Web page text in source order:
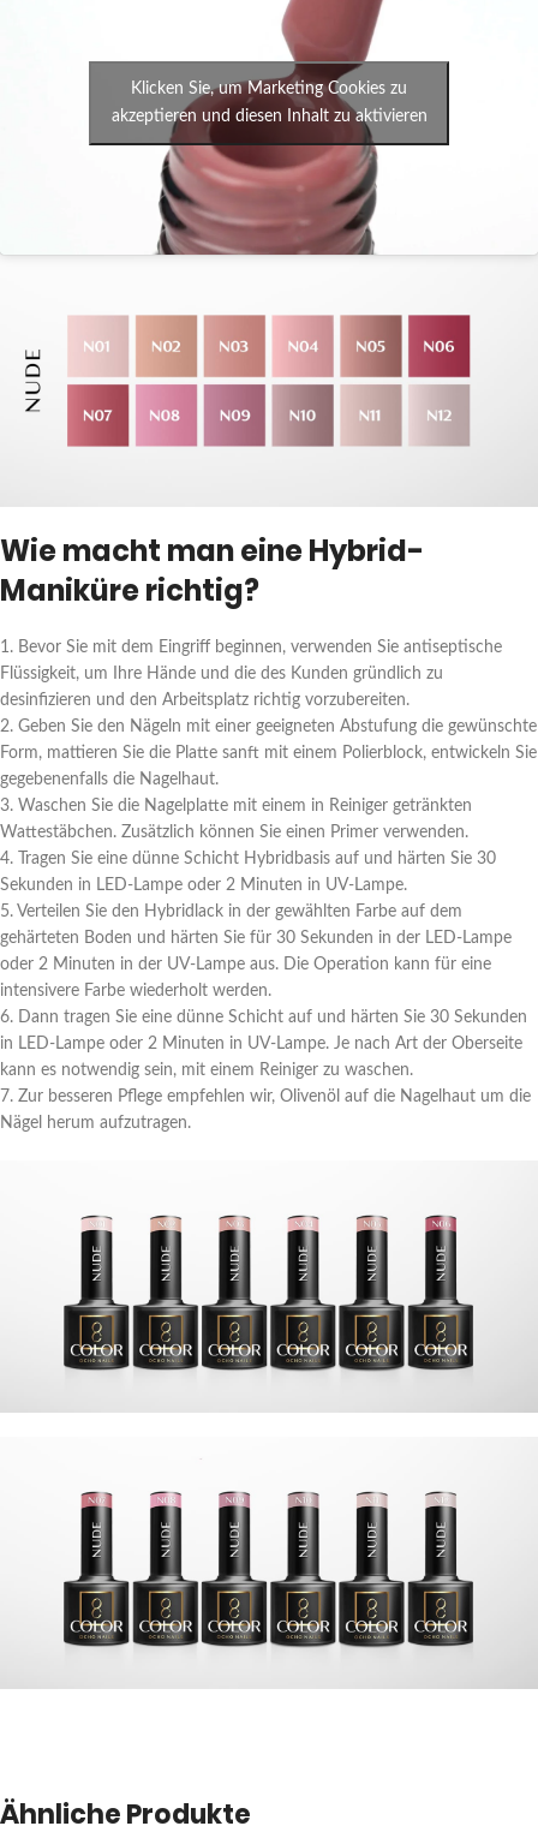
Klicken Sie, um Marketing Cookies zu
akzeptieren und diesen Inhalt zu aktivieren
Wie macht man eine Hybrid-
Maniküre richtig?
1. Bevor Sie mit dem Eingriff beginnen, verwenden Sie antiseptische
Flüssigkeit, um Ihre Hände und die des Kunden gründlich zu
desinfizieren und den Arbeitsplatz richtig vorzubereiten.
2. Geben Sie den Nägeln mit einer geeigneten Abstufung die gewünschte
Form, mattieren Sie die Platte sanft mit einem Polierblock, entwickeln Sie
gegebenenfalls die Nagelhaut.
3. Waschen Sie die Nagelplatte mit einem in Reiniger getränkten
Wattestäbchen. Zusätzlich können Sie einen Primer verwenden.
4. Tragen Sie eine dünne Schicht Hybridbasis auf und härten Sie 30
Sekunden in LED-Lampe oder 2 Minuten in UV-Lampe.
5. Verteilen Sie den Hybridlack in der gewählten Farbe auf dem
gehärteten Boden und härten Sie für 30 Sekunden in der LED-Lampe
oder 2 Minuten in der UV-Lampe aus. Die Operation kann für eine
intensivere Farbe wiederholt werden.
6. Dann tragen Sie eine dünne Schicht auf und härten Sie 30 Sekunden
in LED-Lampe oder 2 Minuten in UV-Lampe. Je nach Art der Oberseite
kann es notwendig sein, mit einem Reiniger zu waschen.
7. Zur besseren Pflege empfehlen wir, Olivenöl auf die Nagelhaut um die
Nägel herum aufzutragen.
Ähnliche Produkte